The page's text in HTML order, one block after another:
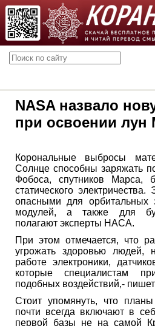
NASA назвало
при освоении лун
Корональные выбросы
Солнце способны заряжать
Фобоса, спутников Марса,
статического
опасными для орбитальных
модулей, а также для
полагают эксперты НАСА.
При этом отмечается, что
угрожать здоровью людей,
работе электроники,
которые специалистам
подобных воздействий,-
Стоит упомянуть, что
почти всегда включают в
первой базы не на самой